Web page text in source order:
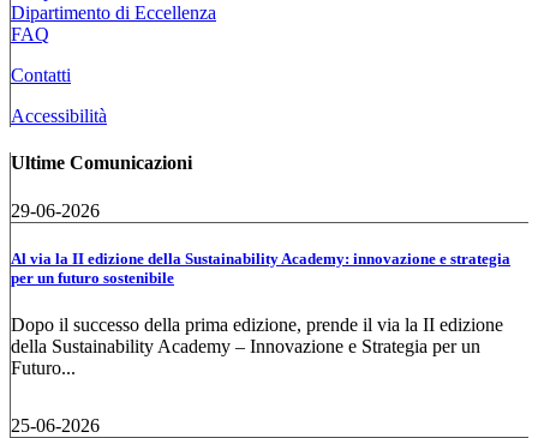
Dipartimento di Eccellenza
FAQ
Contatti
Accessibilità
Ultime Comunicazioni
29-06-2026
Al via la II edizione della Sustainability Academy: innovazione e strategia
per un futuro sostenibile
Dopo il successo della prima edizione, prende il via la II edizione
della Sustainability Academy – Innovazione e Strategia per un
Futuro...
25-06-2026